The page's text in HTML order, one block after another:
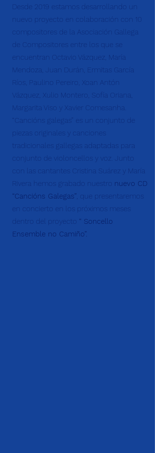
Desde 2019 estamos desarrollando un
nuevo proyecto en colaboración con 10
compositores de la Asociación Gallega
de Compositores entre los que se
encuentran Octavio Vázquez, María
Mendoza, Juan Durán, Ermitas García
Ríos, Paulino Pereiro, Xoan Antón
Vázquez, Xulio Montero, Sofía Oriana,
Margarita Viso y Xavier Comesanha.
“Cancións galegas” es un conjunto de
piezas originales y canciones
tradicionales gallegas adaptadas para
conjunto de violoncellos y voz. Junto
con las cantantes Cristina Suárez y María
Rivera hemos grabado nuestro nuevo CD
“Cancións Galegas”, que presentaremos
en concierto en los próximos meses
dentro del proyecto “ Soncello
Ensemble no Camiño”.